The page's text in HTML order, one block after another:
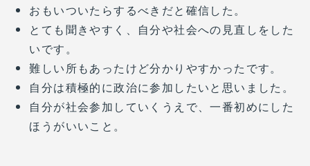
おもいついたらするべきだと確信した。
とても聞きやすく、自分や社会への見直しをした
いです。
難しい所もあったけど分かりやすかったです。
自分は積極的に政治に参加したいと思いました。
自分が社会参加していくうえで、一番初めにした
ほうがいいこと。